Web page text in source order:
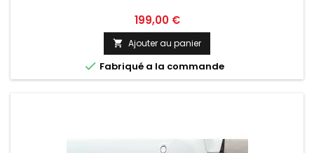
Prix
199,00 €
 Ajouter au panier
 Fabriqué a la commande